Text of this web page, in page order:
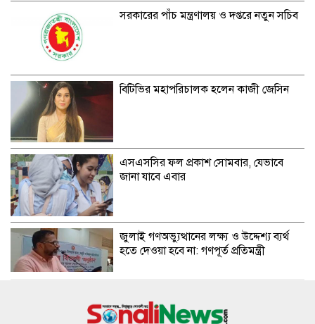
সরকারের পাঁচ মন্ত্রণালয় ও দপ্তরে নতুন সচিব
বিটিভির মহাপরিচালক হলেন কাজী জেসিন
এসএসসির ফল প্রকাশ সোমবার, যেভাবে
জানা যাবে এবার
জুলাই গণঅভ্যুত্থানের লক্ষ্য ও উদ্দেশ্য ব্যর্থ
হতে দেওয়া হবে না: গণপূর্ত প্রতিমন্ত্রী
বিমানবন্দরে ভিআইপি-সিআইপিদেরও তল্লাশির